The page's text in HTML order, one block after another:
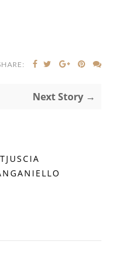
Next Story →